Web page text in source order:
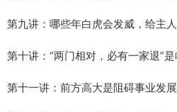
第九讲：哪些年白虎会发威，给主
第十讲：“两门相对，必有一家退”
第十一讲：前方高大是阻碍事业发